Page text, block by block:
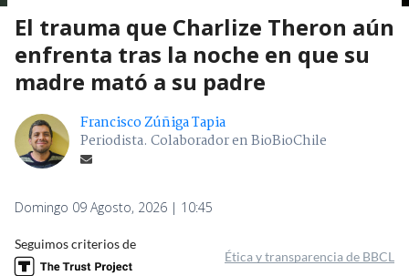
El trauma que Charlize Theron aún
enfrenta tras la noche en que su
madre mató a su padre
Francisco Zúñiga Tapia
Periodista. Colaborador en BioBioChile
Domingo 09 Agosto, 2026 | 10:45
Seguimos criterios de
Ética y transparencia de BBCL